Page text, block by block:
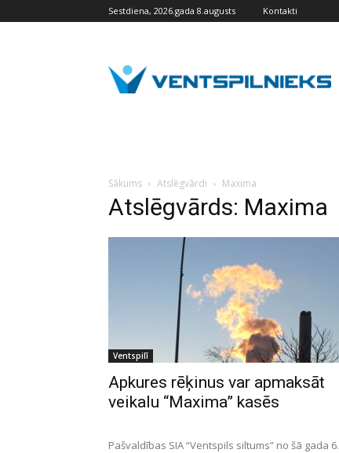
Sestdiena, 2026.gada 8.augusts Kontakti
Sākums Atslēgvārdi Maxima
Atslēgvārds: Maxima
Ventspilī
Apkures rēķinus var apmaksāt
veikalu “Maxima” kasēs
Pašvaldības SIA “Ventspils siltums” no šā gada 6.